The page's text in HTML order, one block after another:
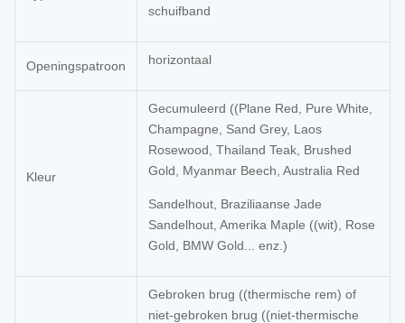
schuifband
Openingspatroon horizontaal
Kleur
Gecumuleerd ((Plane Red, Pure White,
Champagne, Sand Grey, Laos
Rosewood, Thailand Teak, Brushed
Gold, Myanmar Beech, Australia Red
Sandelhout, Braziliaanse Jade
Sandelhout, Amerika Maple ((wit), Rose
Gold, BMW Gold... enz.)
Gebroken brug ((thermische rem) of
niet-gebroken brug ((niet-thermische